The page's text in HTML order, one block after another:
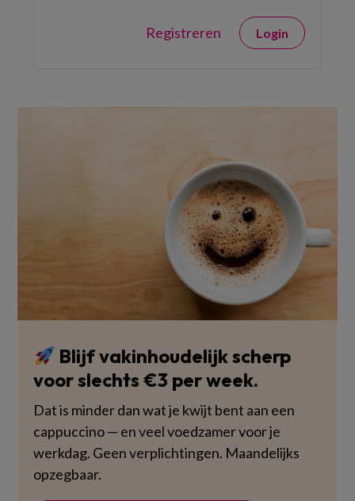
Registreren Login
Blijf vakinhoudelijk scherp
voor slechts €3 per week.
Dat is minder dan wat je kwijt bent aan een
cappuccino — en veel voedzamer voor je
werkdag. Geen verplichtingen. Maandelijks
opzegbaar.